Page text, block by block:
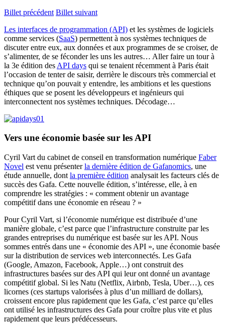
Billet précédent Billet suivant
Les interfaces de programmation (API) et les systèmes de logiciels
comme services (SaaS) permettent à nos systèmes techniques de
discuter entre eux, aux données et aux programmes de se croiser, de
s’alimenter, de se féconder les uns les autres… Aller faire un tour à
la 3e édition des API days qui se tenaient récemment à Paris était
l’occasion de tenter de saisir, derrière le discours très commercial et
technique qu’on pouvait y entendre, les ambitions et les questions
éthiques que se posent les développeurs et ingénieurs qui
interconnectent nos systèmes techniques. Décodage…
Vers une économie basée sur les API
Cyril Vart du cabinet de conseil en transformation numérique Faber
Novel est venu présenterla dernière édition de Gafanomics, une
étude annuelle, dont la première édition analysait les facteurs clés de
succès des Gafa. Cette nouvelle édition, s’intéresse, elle, à en
comprendre les stratégies : « comment obtenir un avantage
compétitif dans une économie en réseau ? »
Pour Cyril Vart, si l’économie numérique est distribuée d’une
manière globale, c’est parce que l’infrastructure construite par les
grandes entreprises du numérique est basée sur les API. Nous
sommes entrés dans une « économie des API », une économie basée
sur la distribution de services web interconnectés. Les Gafa
(Google, Amazon, Facebook, Apple…) ont construit des
infrastructures basées sur des API qui leur ont donné un avantage
compétitif global. Si les Natu (Netflix, Airbnb, Tesla, Uber…), ces
licornes (ces startups valorisées à plus d’un milliard de dollars),
croissent encore plus rapidement que les Gafa, c’est parce qu’elles
ont utilisé les infrastructures des Gafa pour croître plus vite et plus
rapidement que leurs prédécesseurs.